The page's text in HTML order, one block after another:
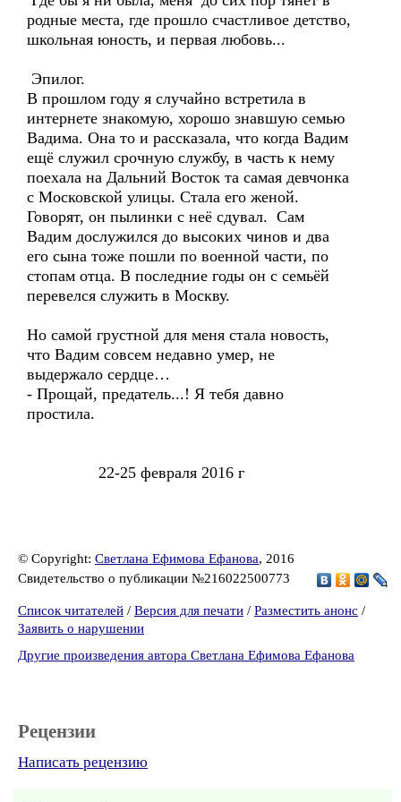
родные места, где прошло счастливое детство,
школьная юность, и первая любовь...
Эпилог.
В прошлом году я случайно встретила в
интернете знакомую, хорошо знавшую семью
Вадима. Она то и рассказала, что когда Вадим
ещё служил срочную службу, в часть к нему
поехала на Дальний Восток та самая девчонка
с Московской улицы. Стала его женой.
Говорят, он пылинки с неё сдувал. Сам
Вадим дослужился до высоких чинов и два
его сына тоже пошли по военной части, по
стопам отца. В последние годы он с семьёй
перевелся служить в Москву.
Но самой грустной для меня стала новость,
что Вадим совсем недавно умер, не
выдержало сердце…
- Прощай, предатель...! Я тебя давно
простила.
22-25 февраля 2016 г
© Copyright: Светлана Ефимова Ефанова, 2016
Свидетельство о публикации №216022500773
Список читателей / Версия для печати / Разместить анонс /
Заявить о нарушении
Другие произведения автора Светлана Ефимова Ефанова
Рецензии
Написать рецензию